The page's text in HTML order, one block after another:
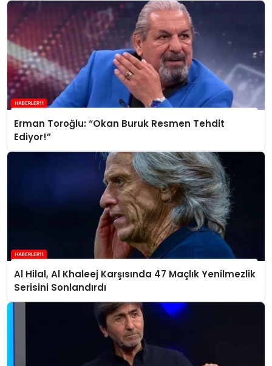
Erman Toroğlu: “Okan Buruk Resmen Tehdit
Ediyor!”
Al Hilal, Al Khaleej Karşısında 47 Maçlık Yenilmezlik
Serisini Sonlandırdı